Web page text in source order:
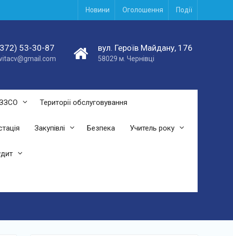
Новини Оголошення Події
53-30-87 вул. Героїв Майдану, 176
58029 м. Чернівці
Території обслуговування
Закупівлі Безпека Учитель року